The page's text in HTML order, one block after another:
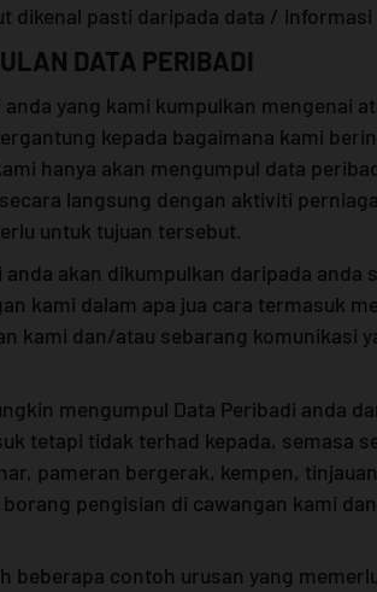
dikenal pasti daripada data /
DATA PERIBADI
anda yang kami kumpulkan mengenai
kepada bagaimana kami
hanya akan mengumpul data
langsung dengan aktiviti
untuk tujuan tersebut.
anda akan dikumpulkan daripada anda
kami dalam apa jua cara termasuk
kami dan/atau sebarang komunikasi
mengumpul Data Peribadi anda
tetapi tidak terhad kepada, semasa
pameran bergerak, kempen,
pengisian di cawangan kami
beberapa contoh urusan yang